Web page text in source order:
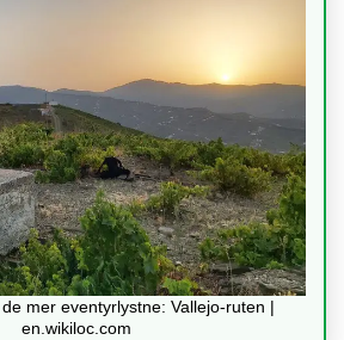
mer eventyrlystne: Vallejo-ruten |
en.wikiloc.com